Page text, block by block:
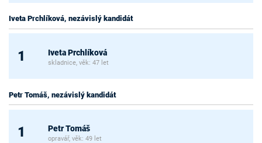
Iveta Prchlíková, nezávislý kandidát
1 Iveta Prchlíková
skladnice, věk: 47 let
Petr Tomáš, nezávislý kandidát
1 Petr Tomáš
opravář, věk: 49 let